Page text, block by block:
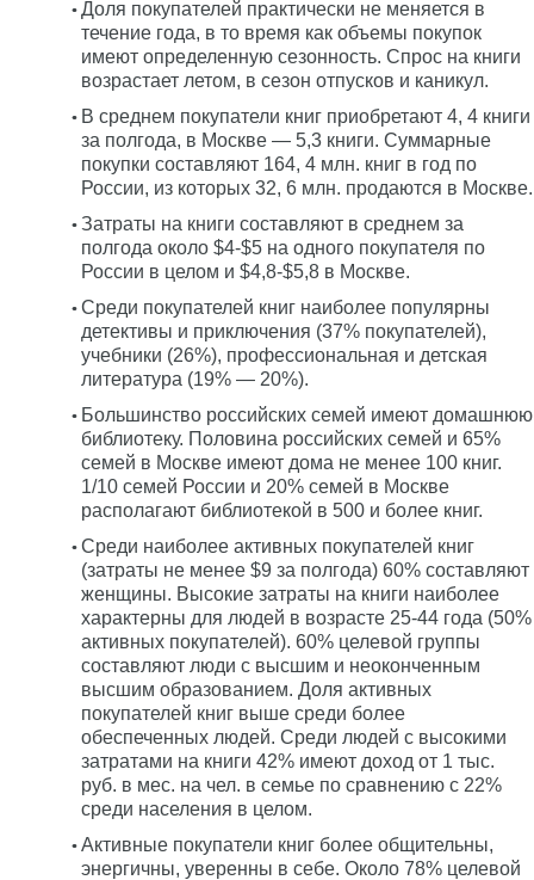
Доля покупателей практически не меняется в
течение года, в то время как объемы покупок
имеют определенную сезонность. Спрос на книги
возрастает летом, в сезон отпусков и каникул.
В среднем покупатели книг приобретают 4, 4 книги
за полгода, в Москве — 5,3 книги. Суммарные
покупки составляют 164, 4 млн. книг в год по
России, из которых 32, 6 млн. продаются в Москве.
Затраты на книги составляют в среднем за
полгода около $4-$5 на одного покупателя по
России в целом и $4,8-$5,8 в Москве.
Среди покупателей книг наиболее популярны
детективы и приключения (37% покупателей),
учебники (26%), профессиональная и детская
литература (19% — 20%).
Большинство российских семей имеют домашнюю
библиотеку. Половина российских семей и 65%
семей в Москве имеют дома не менее 100 книг.
1/10 семей России и 20% семей в Москве
располагают библиотекой в 500 и более книг.
Среди наиболее активных покупателей книг
(затраты не менее $9 за полгода) 60% составляют
женщины. Высокие затраты на книги наиболее
характерны для людей в возрасте 25-44 года (50%
активных покупателей). 60% целевой группы
составляют люди с высшим и неоконченным
высшим образованием. Доля активных
покупателей книг выше среди более
обеспеченных людей. Среди людей с высокими
затратами на книги 42% имеют доход от 1 тыс.
руб. в мес. на чел. в семье по сравнению с 22%
среди населения в целом.
Активные покупатели книг более общительны,
энергичны, уверенны в себе. Около 78% целевой